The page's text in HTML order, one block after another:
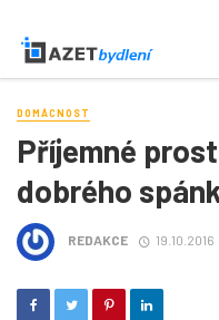
DOMÁCNOST
Příjemné
dobrého
REDAKCE 19.10.2016